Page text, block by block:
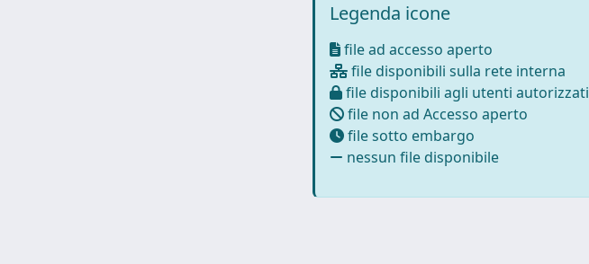
Legenda icone
file ad accesso aperto
file disponibili sulla rete interna
file disponibili agli utenti autorizzati
file non ad Accesso aperto
file sotto embargo
nessun file disponibile